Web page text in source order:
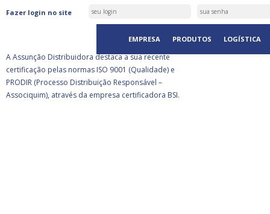
Fazer login no site
EMPRESA PRODUTOS LOGÍSTICA
ASSUNÇÃO DISTRIBUIDORA É
CERTIFICADA PELA BSI
A Assunção Distribuidora destaca a sua recente
certificação pelas normas ISO 9001 (Qualidade) e
PRODIR (Processo Distribuição Responsável –
Associquim), através da empresa certificadora BSI.